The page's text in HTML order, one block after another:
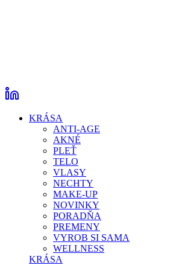
KRÁSA
ANTI-AGE
AKNÉ
PLEŤ
TELO
VLASY
NECHTY
MAKE-UP
NOVINKY
PORADŇA
PREMENY
VYROB SI SAMA
WELLNESS
KRÁSA